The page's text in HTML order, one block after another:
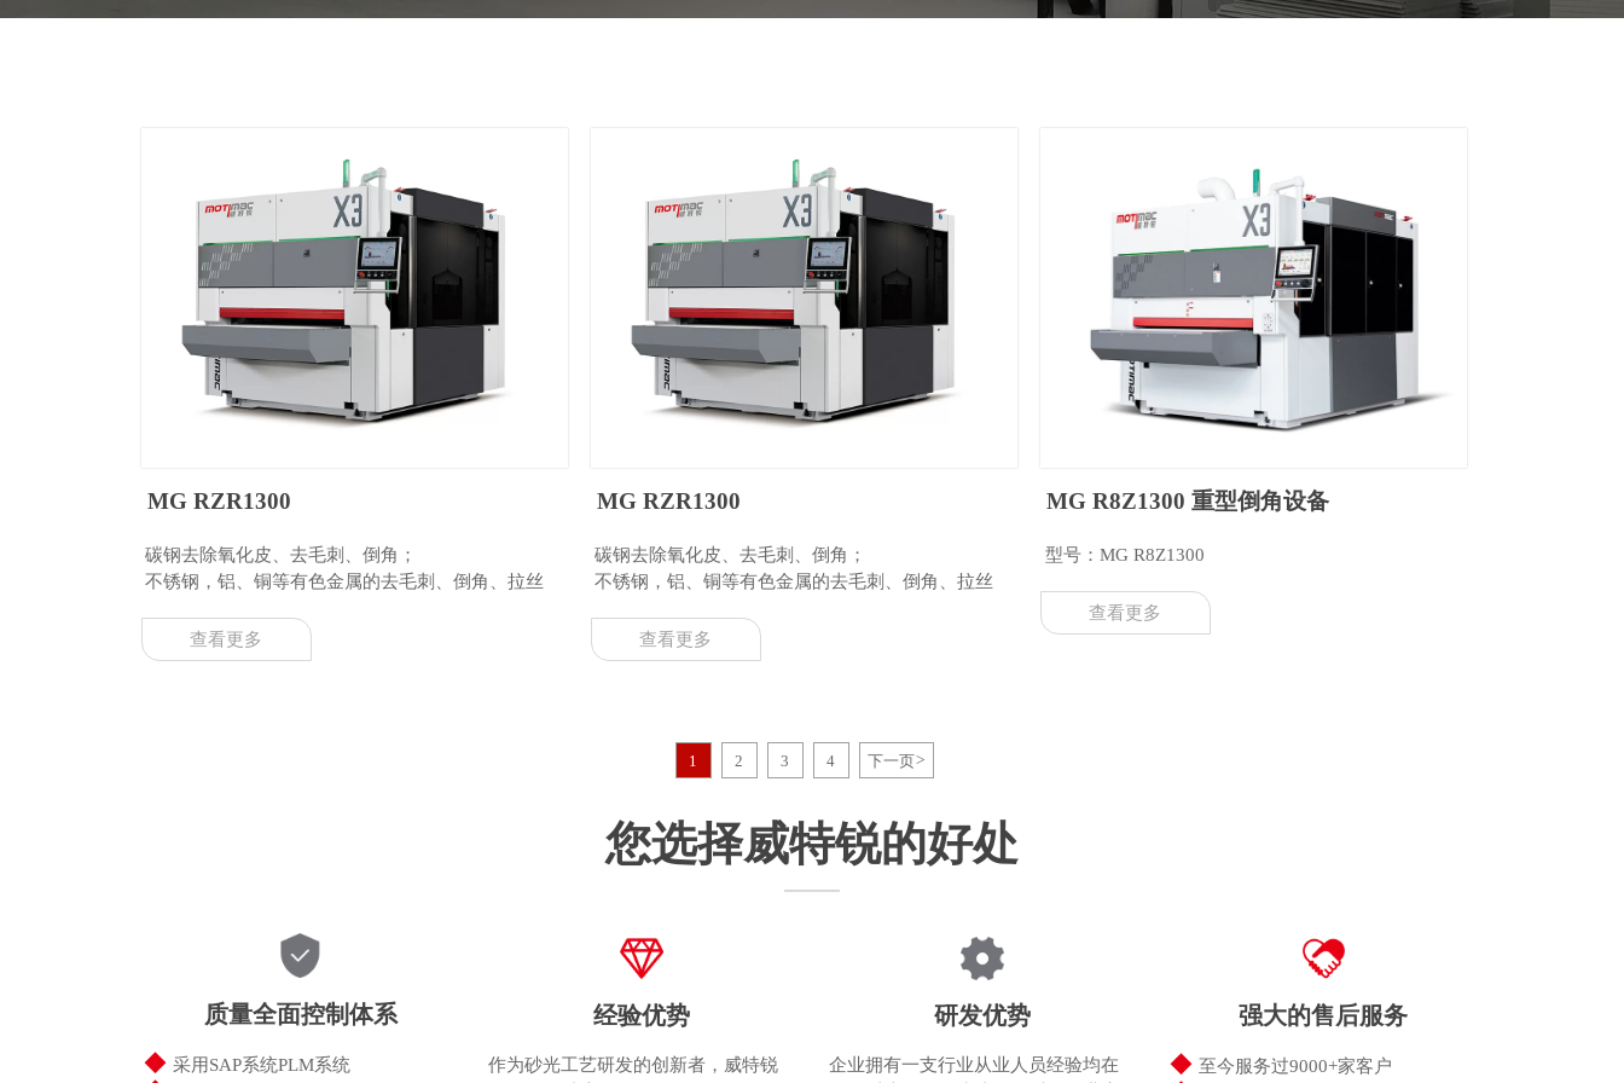
MG RZR1300
碳钢去除氧化皮、去毛刺、倒角；
不锈钢，铝、铜等有色金属的去毛刺、倒角、拉丝
查看更多
MG RZR1300
碳钢去除氧化皮、去毛刺、倒角；
不锈钢，铝、铜等有色金属的去毛刺、倒角、拉丝
查看更多
MG R8Z1300 重型倒角设备
型号：MG R8Z1300
查看更多
1 2 3 4 下一页>
您选择威特锐的好处
质量全面控制体系
◆ 采用SAP系统PLM系统
经验优势
作为砂光工艺研发的创新者，威特锐
研发优势
企业拥有一支行业从业人员经验均在
强大的售后服务
◆ 至今服务过9000+家客户